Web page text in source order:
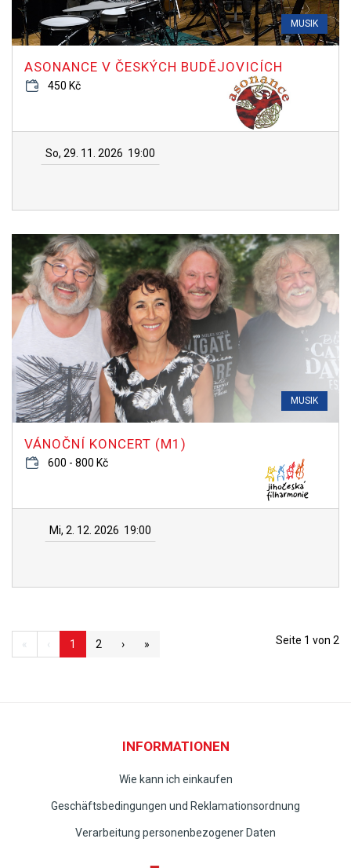
MUSIK
ASONANCE V ČESKÝCH BUDĚJOVICÍCH
450 Kč
So, 29. 11. 2026 19:00
MUSIK
VÁNOČNÍ KONCERT (M1)
600 - 800 Kč
Mi, 2. 12. 2026 19:00
« ‹ 1 2 › » Seite 1 von 2
INFORMATIONEN
Wie kann ich einkaufen
Geschäftsbedingungen und Reklamationsordnung
Verarbeitung personenbezogener Daten